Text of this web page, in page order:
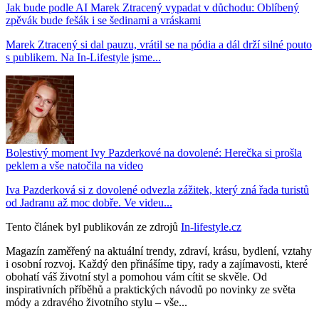
Jak bude podle AI Marek Ztracený vypadat v důchodu: Oblíbený
zpěvák bude fešák i se šedinami a vráskami
Marek Ztracený si dal pauzu, vrátil se na pódia a dál drží silné pouto
s publikem. Na In-Lifestyle jsme...
Bolestivý moment Ivy Pazderkové na dovolené: Herečka si prošla
peklem a vše natočila na video
Iva Pazderková si z dovolené odvezla zážitek, který zná řada turistů
od Jadranu až moc dobře. Ve videu...
Tento článek byl publikován ze zdrojů In-lifestyle.cz
Magazín zaměřený na aktuální trendy, zdraví, krásu, bydlení, vztahy
i osobní rozvoj. Každý den přinášíme tipy, rady a zajímavosti, které
obohatí váš životní styl a pomohou vám cítit se skvěle. Od
inspirativních příběhů a praktických návodů po novinky ze světa
módy a zdravého životního stylu – vše...